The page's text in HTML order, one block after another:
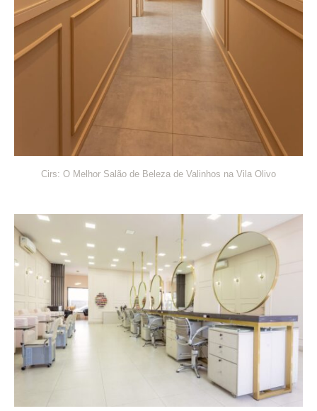
Cirs: O Melhor Salão de Beleza de Valinhos na Vila Olivo